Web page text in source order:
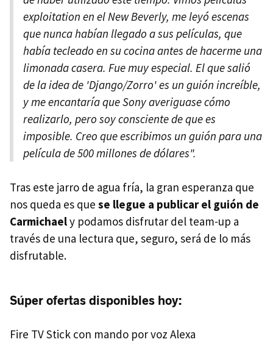
exploitation en el New Beverly, me leyó escenas
que nunca habían llegado a sus películas, que
había tecleado en su cocina antes de hacerme una
limonada casera. Fue muy especial. El que salió
de la idea de 'Django/Zorro' es un guión increíble,
y me encantaría que Sony averiguase cómo
realizarlo, pero soy consciente de que es
imposible. Creo que escribimos un guión para una
película de 500 millones de dólares".
Tras este jarro de agua fría, la gran esperanza que
nos queda es que se llegue a publicar el guión de
Carmichaely podamos disfrutar del team-up a
través de una lectura que, seguro, será de lo más
disfrutable.
Súper ofertas disponibles hoy:
Fire TV Stick con mando por voz Alexa